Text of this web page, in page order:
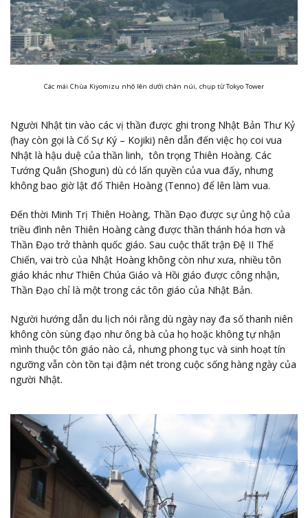
Các mái Chùa Kiyomizu nhô lên dưới chân núi, chụp từ Tokyo Tower
Người Nhật tin vào các vị thần được ghi trong Nhật Bản Thư Kỷ
(hay còn gọi là Cổ Sự Ký – Kojiki) nên dẫn đến việc họ coi vua
Nhật là hậu duệ của thần linh, tôn trọng Thiên Hoàng. Các
Tướng Quân (Shogun) dù có lấn quyền của vua đấy, nhưng
không bao giờ lật đổ Thiên Hoàng (Tenno) để lên làm vua.
Đến thời Minh Trị Thiên Hoàng, Thần Đạo được sự ủng hộ của
triều đình nên Thiên Hoàng càng được thần thánh hóa hơn và
Thần Đạo trở thành quốc giáo. Sau cuộc thất trận Đệ II Thế
Chiến, vai trò của Nhật Hoàng không còn như xưa, nhiều tôn
giáo khác như Thiên Chúa Giáo và Hồi giáo được công nhận,
Thần Đạo chỉ là một trong các tôn giáo của Nhật Bản.
Người hướng dẫn du lịch nói rằng dù ngày nay đa số thanh niên
không còn sùng đạo như ông bà của họ hoặc không tự nhận
mình thuộc tôn giáo nào cả, nhưng phong tục và sinh hoạt tín
ngưỡng vẫn còn tồn tại đậm nét trong cuộc sống hàng ngày của
người Nhật.